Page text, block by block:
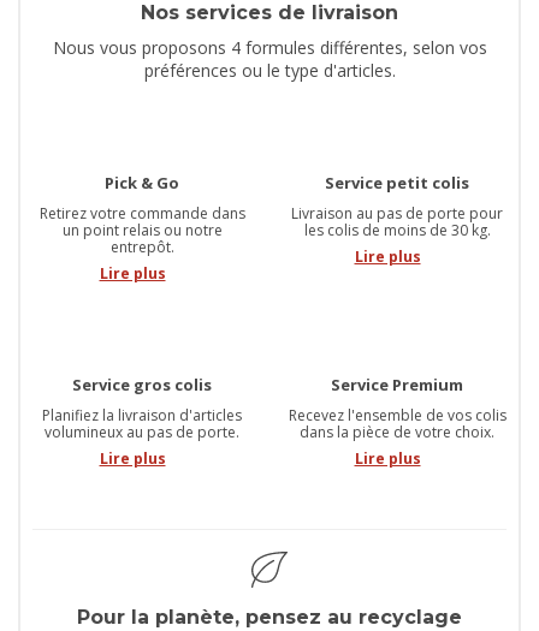
Nos services de livraison
Nous vous proposons 4 formules différentes, selon vos
préférences ou le type d'articles.
Pick & Go
Retirez votre commande dans
un point relais ou notre
entrepôt.
Lire plus
Service petit colis
Livraison au pas de porte pour
les colis de moins de 30 kg.
Lire plus
Service gros colis
Planifiez la livraison d'articles
volumineux au pas de porte.
Lire plus
Service Premium
Recevez l'ensemble de vos colis
dans la pièce de votre choix.
Lire plus
Pour la planète, pensez au recyclage